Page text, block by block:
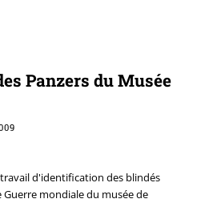
Panzers du Musée
d'identification des blindés
Guerre mondiale du musée de